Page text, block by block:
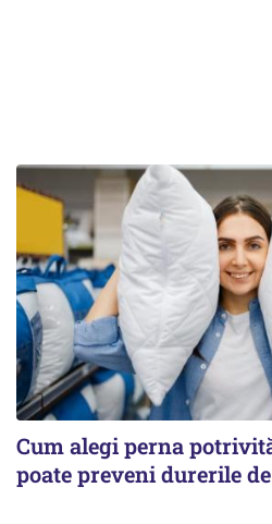
Cum alegi perna
poate preveni durerile